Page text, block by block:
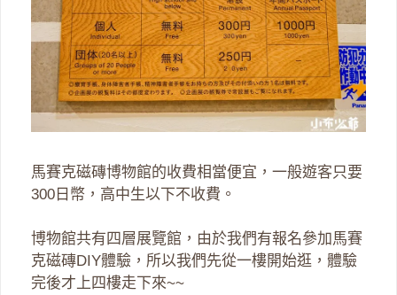
馬賽克磁磚博物館的收費相當便宜，一般遊客只要
300日幣，高中生以下不收費。
博物館共有四層展覽館，由於我們有報名參加馬賽
克磁磚DIY體驗，所以我們先從一樓開始逛，體驗
完後才上四樓走下來~~